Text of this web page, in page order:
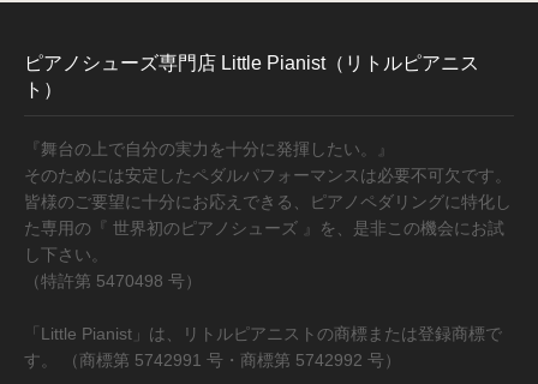
取扱店舗
取扱店舗
ピアノ教室紹介
お問い合わせ
ピアノシューズ専門店 Little Pianist（リトルピアニス
ト）
『舞台の上で自分の実力を十分に発揮したい。』
そのためには安定したペダルパフォーマンスは必要不可欠です。
皆様のご要望に十分にお応えできる、ピアノペダリングに特化し
た専用の『 世界初のピアノシューズ 』を、是非この機会にお試
し下さい。
（特許第 5470498 号）
「Little Pianist」は、リトルピアニストの商標または登録商標で
す。 （商標第 5742991 号・商標第 5742992 号）